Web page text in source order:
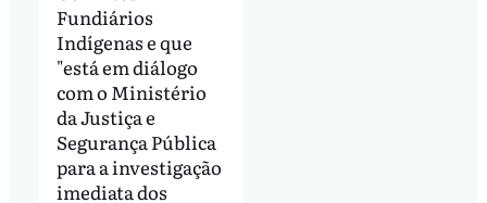
Fundiários
Indígenas e que
"está em diálogo
com o Ministério
da Justiça e
Segurança Pública
para a investigação
imediata dos